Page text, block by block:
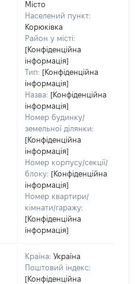
Місто
Населений пункт:
Корюківка
Район у місті:
[Конфіденційна
інформація]
Тип: [Конфіденційна
інформація]
Назва: [Конфіденційна
інформація]
Номер будинку/
земельної ділянки:
[Конфіденційна
інформація]
Номер корпусу/секції/
блоку: [Конфіденційна
інформація]
Номер квартири/
кімнати/гаражу:
[Конфіденційна
інформація]
Країна: Україна
Поштовий індекс:
[Конфіденційна